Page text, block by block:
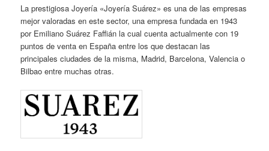
La prestigiosa Joyería «Joyería Suárez» es una de las empresas
mejor valoradas en este sector, una empresa fundada en 1943
por Emiliano Suárez Faffián la cual cuenta actualmente con 19
puntos de venta en España entre los que destacan las
principales ciudades de la misma, Madrid, Barcelona, Valencia o
Bilbao entre muchas otras.